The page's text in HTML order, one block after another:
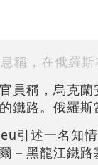
稱，在俄羅斯
員稱，烏克
鐵路。俄羅
引述一名知
－黑龍江鐵路